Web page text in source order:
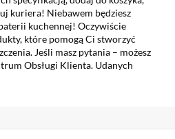
kuriera! Niebawem będziesz
kuchennej! Oczywiście
które pomogą Ci stworzyć
Jeśli masz pytania – możesz
Obsługi Klienta. Udanych